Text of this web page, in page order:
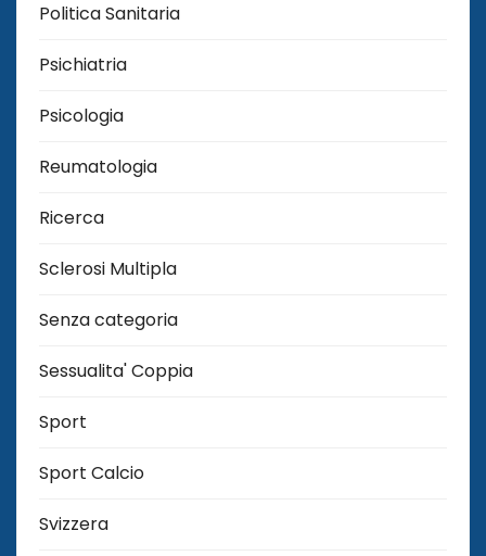
Politica Sanitaria
Psichiatria
Psicologia
Reumatologia
Ricerca
Sclerosi Multipla
Senza categoria
Sessualita' Coppia
Sport
Sport Calcio
Svizzera